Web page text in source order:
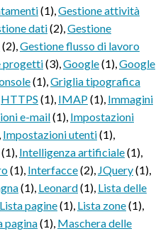
(1),Gestione attività
dati(2),Gestione
(2),Gestione flusso di lavoro
progetti(3),Google(1),Google
(1),Griglia tipografica
HTTPS (1), IMAP(1), Immagini
e-mail(1), Impostazioni
, Impostazioni utenti(1),
(1), Intelligenza artificiale(1),
(1), Interfacce(2), JQuery(1),
(1), Leonard(1), Lista delle
Lista pagine(1), Lista zone(1),
pagina(1), Maschera delle